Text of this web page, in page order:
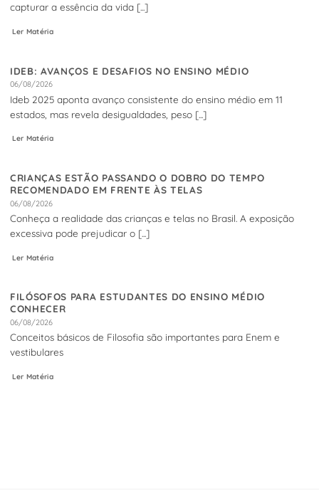
capturar a essência da vida [...]
Ler Matéria
IDEB: AVANÇOS E DESAFIOS NO ENSINO MÉDIO
06/08/2026
Ideb 2025 aponta avanço consistente do ensino médio em 11
estados, mas revela desigualdades, peso [...]
Ler Matéria
CRIANÇAS ESTÃO PASSANDO O DOBRO DO TEMPO
RECOMENDADO EM FRENTE ÀS TELAS
06/08/2026
Conheça a realidade das crianças e telas no Brasil. A exposição
excessiva pode prejudicar o [...]
Ler Matéria
FILÓSOFOS PARA ESTUDANTES DO ENSINO MÉDIO
CONHECER
06/08/2026
Conceitos básicos de Filosofia são importantes para Enem e
vestibulares
Ler Matéria